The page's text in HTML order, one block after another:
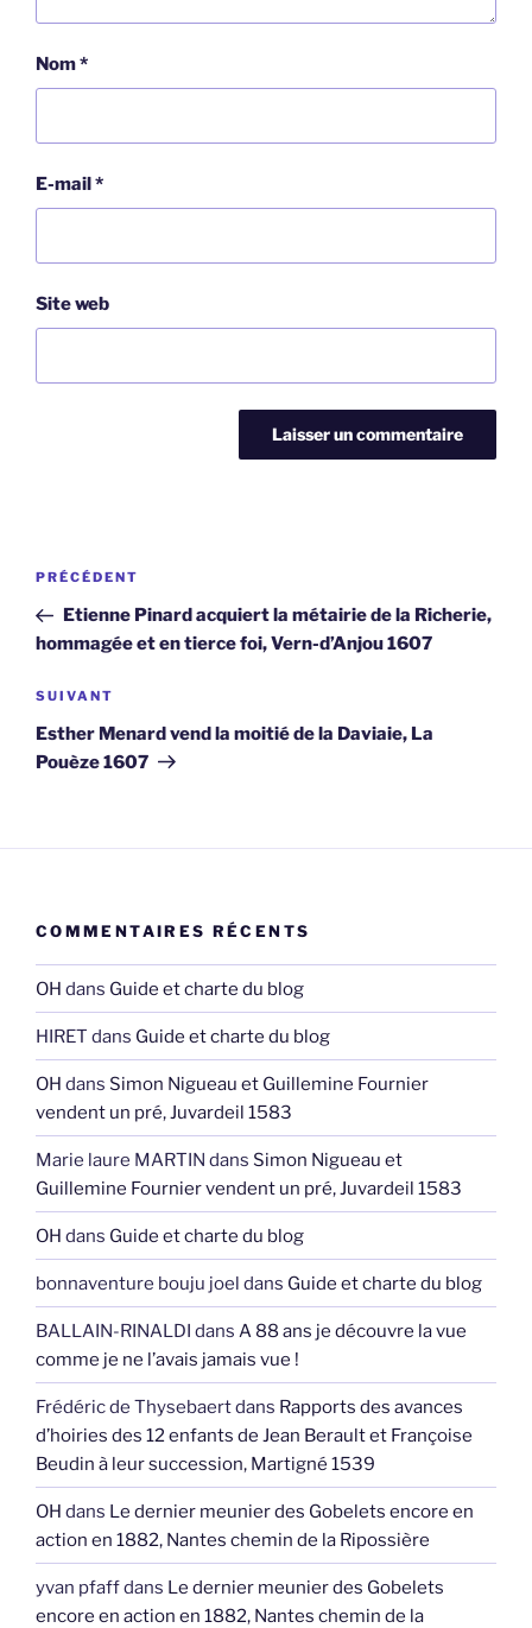
Nom*
E-mail*
Site web
Navigation
l’article
Article
précédent
PRÉCÉDENT
Etienne Pinard acquiert la métairie de la Richerie,
hommagée et en tierce foi, Vern-d’Anjou 1607
Article
suivant
SUIVANT
Esther Menard vend la moitié de la Daviaie, La
Pouèze 1607
COMMENTAIRES RÉCENTS
OH dans Guide et charte du blog
HIRET dans Guide et charte du blog
OH dans Simon Nigueau et Guillemine Fournier
vendent un pré, Juvardeil 1583
Marie laure MARTIN dans Simon Nigueau et
Guillemine Fournier vendent un pré, Juvardeil 1583
OH dans Guide et charte du blog
bonnaventure bouju joel dans Guide et charte du blog
BALLAIN-RINALDI dans A 88 ans je découvre la vue
comme je ne l’avais jamais vue !
Frédéric de Thysebaertdans Rapports des avances
d’hoiries des 12 enfants de Jean Berault et Françoise
Beudin à leur succession, Martigné 1539
OH dans Le dernier meunier des Gobelets encore en
action en 1882, Nantes chemin de la Ripossière
yvan pfaffdans Le dernier meunier des Gobelets
encore en action en 1882, Nantes chemin de la